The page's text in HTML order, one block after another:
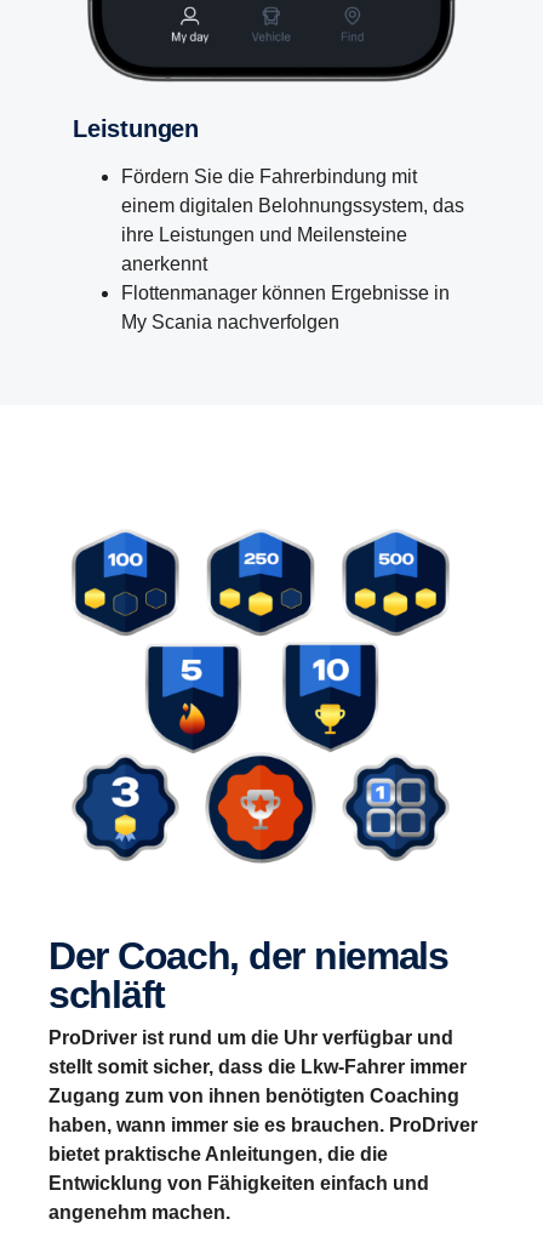
Leistungen
Fördern Sie die Fahrerbindung mit
einem digitalen Belohnungssystem, das
ihre Leistungen und Meilensteine
anerkennt
Flottenmanager können Ergebnisse in
My Scania nachverfolgen
Der Coach, der niemals
schläft
ProDriver ist rund um die Uhr verfügbar und
stellt somit sicher, dass die Lkw-Fahrer immer
Zugang zum von ihnen benötigten Coaching
haben, wann immer sie es brauchen. ProDriver
bietet praktische Anleitungen, die die
Entwicklung von Fähigkeiten einfach und
angenehm machen.